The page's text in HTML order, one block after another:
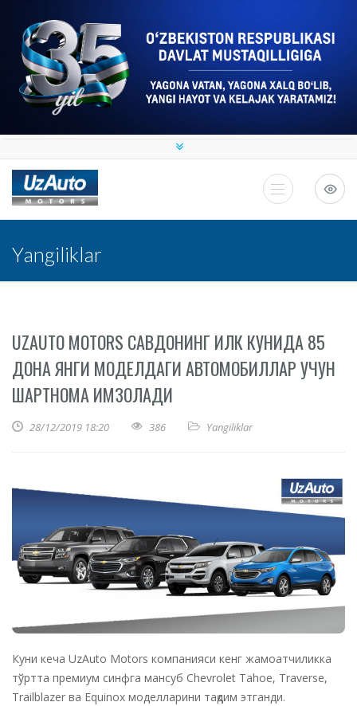
Yangiliklar
UZAUTO MOTORS САВДОНИНГ ИЛК КУНИДА 85
ДОНА ЯНГИ МОДЕЛДАГИ АВТОМОБИЛЛАР УЧУН
ШАРТНОМА ИМЗОЛАДИ
28/12/2019 18:20 386 Yangiliklar
Куни кеча UzAuto Motors компанияси кенг жамоатчиликка
тўртта премиум синфга мансуб Chevrolet Tahoe, Traverse,
Trailblazer ва Equinox моделларини тақдим этганди.